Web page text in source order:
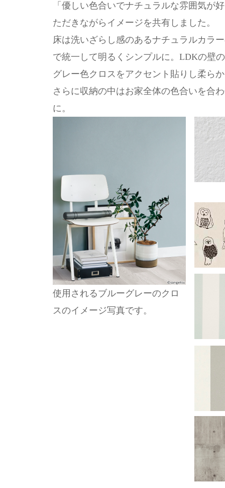
「優しい色合いでナチュラルな雰囲気が
ただきながらイメージを共有しました。
床は洗いざらし感のあるナチュラルカラ
で統一して明るくシンプルに。LDKの壁
グレー色クロスをアクセント貼りし柔ら
さらに収納の中はお家全体の色合いを合
に。
使用されるブルーグレーのクロ
スのイメージ写真です。